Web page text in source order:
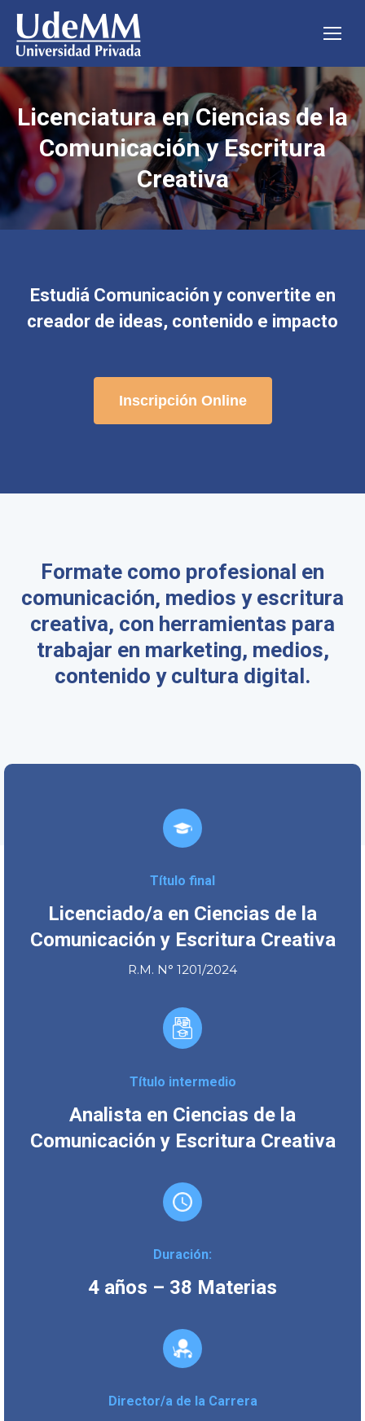
Licenciatura en Ciencias de la
Comunicación y Escritura
Creativa
Estudiá Comunicación y convertite en
creador de ideas, contenido e impacto
Inscripción Online
Formate como profesional en
comunicación, medios y escritura
creativa, con herramientas para
trabajar en marketing, medios,
contenido y cultura digital.
Título final
Licenciado/a en Ciencias de la
Comunicación y Escritura Creativa
R.M. N° 1201/2024
Título intermedio
Analista en Ciencias de la
Comunicación y Escritura Creativa
Duración:
4 años – 38 Materias
Director/a de la Carrera